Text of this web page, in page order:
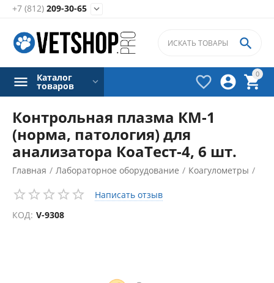
+7 (812) 209-30-65 
0




Каталог
товаров
Контрольная плазма КМ-1
(норма, патология) для
анализатора КоаТест-4, 6 шт.
Главная / Лабораторное оборудование / Коагулометры /
Аксессуары для коагулометров /
Написать отзыв
КОД: V-9308